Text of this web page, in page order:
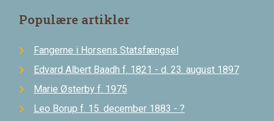
Populære artikler
Fangerne i Horsens Statsfængsel
Edvard Albert Baadh f. 1821 - d. 23. august 1897
Marie Østerby f. 1975
Leo Borup f. 15. december 1883 - ?